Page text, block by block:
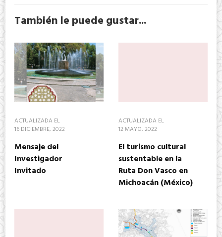
También le puede gustar...
ACTUALIZADA EL
16 DICIEMBRE, 2022
Mensaje del
Investigador
Invitado
ACTUALIZADA EL
12 MAYO, 2022
El turismo cultural
sustentable en la
Ruta Don Vasco en
Michoacán (México)